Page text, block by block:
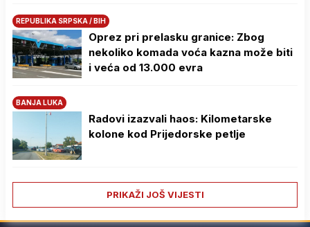
REPUBLIKA SRPSKA / BIH
Oprez pri prelasku granice: Zbog
nekoliko komada voća kazna može biti
i veća od 13.000 evra
BANJA LUKA
Radovi izazvali haos: Kilometarske
kolone kod Prijedorske petlje
PRIKAŽI JOŠ VIJESTI